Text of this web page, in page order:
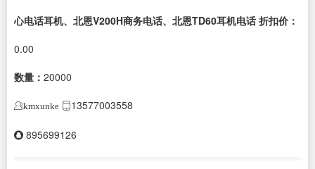
心电话耳机、北恩V200H商务电话、北恩TD60耳机电话 折扣价：
0.00
数量： 20000
kmxunke 13577003558
895699126